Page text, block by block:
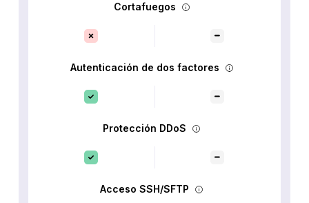
Cortafuegos
Autenticación de dos factores
Protección DDoS
Acceso SSH/SFTP